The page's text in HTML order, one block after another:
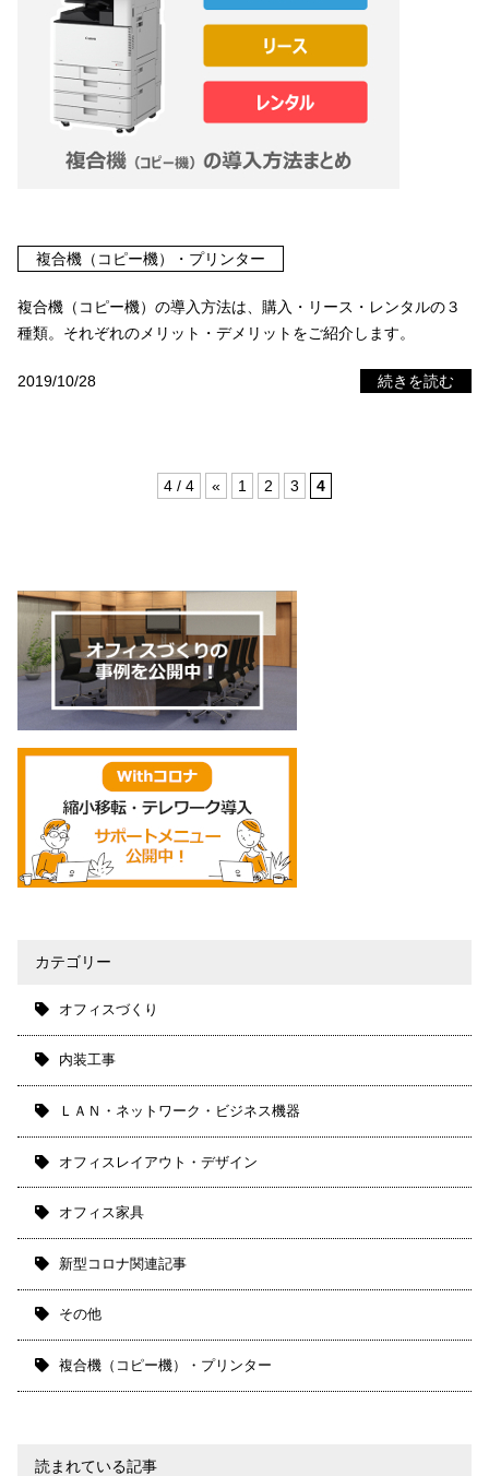
複合機（コピー機）・プリンター
複合機（コピー機）の導入方法は、購入・リース・レンタルの３
種類。それぞれのメリット・デメリットをご紹介します。
2019/10/28 続きを読む
4 / 4 « 1 2 3 4
カテゴリー
オフィスづくり
内装工事
ＬＡＮ・ネットワーク・ビジネス機器
オフィスレイアウト・デザイン
オフィス家具
新型コロナ関連記事
その他
複合機（コピー機）・プリンター
読まれている記事